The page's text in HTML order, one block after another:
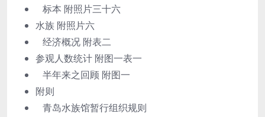
标本 附照片三十六
水族 附照片六
经济概况 附表二
参观人数统计 附图一表一
半年来之回顾 附图一
附则
青岛水族馆暂行组织规则